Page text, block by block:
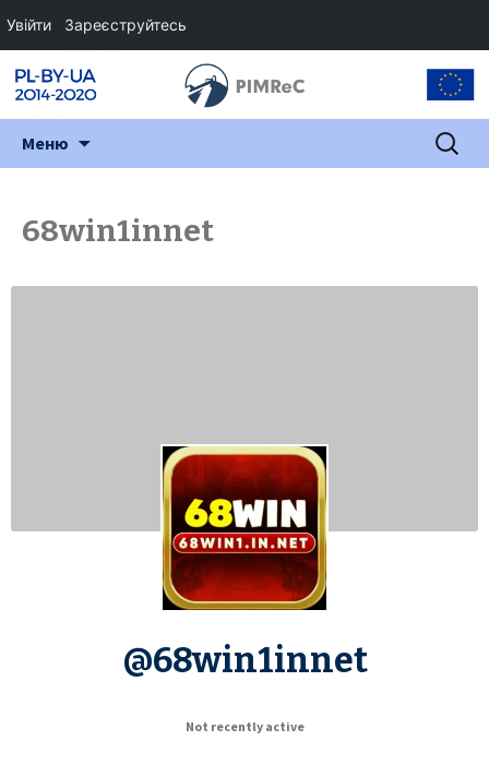
Меню Пошук:
68win1innet
@68win1innet
Not recently active
Увійти Зареєструйтесь